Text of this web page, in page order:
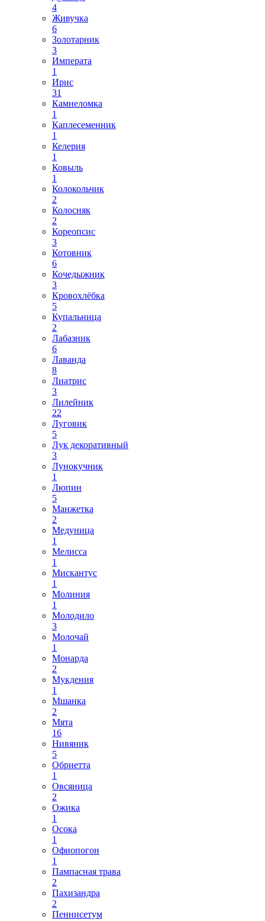
4
Живучка
6
Золотарник
3
Императа
1
Ирис
31
Камнеломка
1
Каплесеменник
1
Келерия
1
Ковыль
1
Колокольчик
2
Колосняк
2
Кореопсис
3
Котовник
6
Кочедыжник
3
Кровохлёбка
5
Купальница
2
Лабазник
6
Лаванда
8
Лиатрис
3
Лилейник
22
Луговик
5
Лук декоративный
3
Лунокучник
1
Люпин
5
Манжетка
2
Медуница
1
Мелисса
1
Мискантус
1
Молиния
1
Молодило
3
Молочай
1
Монарда
2
Мукдения
1
Мшанка
2
Мята
16
Нивяник
5
Обриетта
1
Овсяница
2
Ожика
1
Осока
1
Офиопогон
1
Пампасная трава
2
Пахизандра
2
Пеннисетум